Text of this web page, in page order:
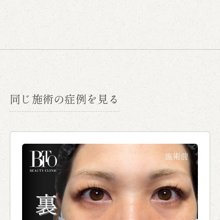
同じ施術の症例を見る